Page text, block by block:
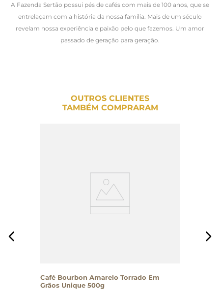
A Fazenda Sertão possui pés de cafés com mais de 100 anos, que se
entrelaçam com a história da nossa família. Mais de um século
revelam nossa experiência e paixão pelo que fazemos. Um amor
passado de geração para geração.
OUTROS CLIENTES
TAMBÉM COMPRARAM
Café Bourbon Amarelo Torrado Em
Grãos Unique 500g